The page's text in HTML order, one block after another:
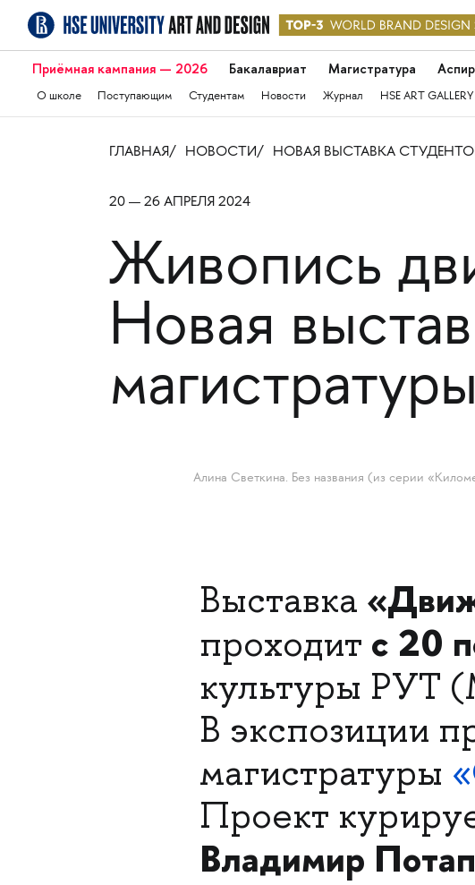
Приёмная кампания — 2026 Бакалавриат Магистратура
О школе Поступающим Студентам Новости Журнал HSE ART GALLERY
ГЛАВНАЯ НОВОСТИ НОВАЯ ВЫСТАВКА
20 — 26 АПРЕЛЯ 2024
Живопись
Новая
магистратуры
Алина Светкина. Без названия (из серии
Выставка
проходит с 20
культуры РУТ
В экспозиции
магистратуры
Проект
Владимир